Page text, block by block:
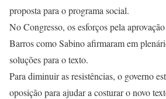
proposta para o programa social.
No Congresso, os esforços pela
Barros como Sabino afirmaram em
soluções para o texto.
Para diminuir as resistências, o governo
oposição para ajudar a costurar o novo